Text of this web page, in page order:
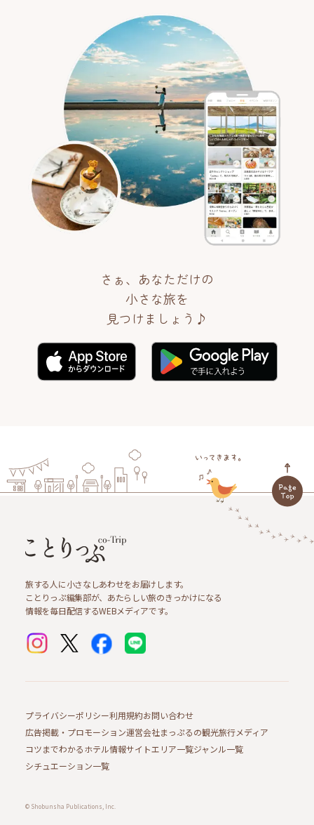
さぁ、あなただけの
小さな旅を
見つけましょう♪
旅する人に小さなしあわせをお届けします。
ことりっぷ編集部が、あたらしい旅のきっかけになる
情報を毎日配信するWEBメディアです。
プライバシーポリシー利用規約お問い合わせ
広告掲載・プロモーション運営会社まっぷるの観光旅行メディア
コツまでわかるホテル情報サイトエリア一覧ジャンル一覧
シチュエーション一覧
© Shobunsha Publications, Inc.